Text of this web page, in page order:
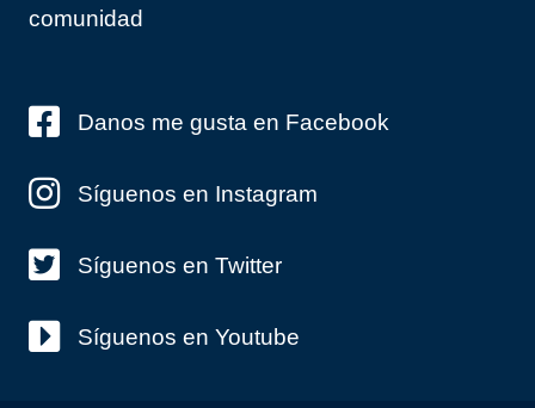
comunidad
Danos me gusta en Facebook
Síguenos en Instagram
Síguenos en Twitter
Síguenos en Youtube